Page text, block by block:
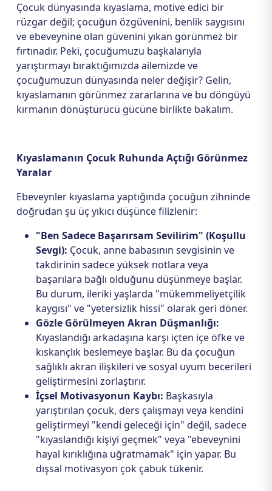
Çocuk dünyasında kıyaslama, motive edici bir
rüzgar değil; çocuğun özgüvenini, benlik saygısını
ve ebeveynine olan güvenini yıkan görünmez bir
fırtınadır. Peki, çocuğumuzu başkalarıyla
yarıştırmayı bıraktığımızda ailemizde ve
çocuğumuzun dünyasında neler değişir? Gelin,
kıyaslamanın görünmez zararlarına ve bu döngüyü
kırmanın dönüştürücü gücüne birlikte bakalım.
Kıyaslamanın Çocuk Ruhunda Açtığı Görünmez
Yaralar
Ebeveynler kıyaslama yaptığında çocuğun zihninde
doğrudan şu üç yıkıcı düşünce filizlenir:
"Ben Sadece Başarırsam Sevilirim" (Koşullu
Sevgi): Çocuk, anne babasının sevgisinin ve
takdirinin sadece yüksek notlara veya
başarılara bağlı olduğunu düşünmeye başlar.
Bu durum, ileriki yaşlarda "mükemmeliyetçilik
kaygısı" ve "yetersizlik hissi" olarak geri döner.
Gözle Görülmeyen Akran Düşmanlığı:
Kıyaslandığı arkadaşına karşı içten içe öfke ve
kıskançlık beslemeye başlar. Bu da çocuğun
sağlıklı akran ilişkileri ve sosyal uyum becerileri
geliştirmesini zorlaştırır.
İçsel Motivasyonun Kaybı: Başkasıyla
yarıştırılan çocuk, ders çalışmayı veya kendini
geliştirmeyi "kendi geleceği için" değil, sadece
"kıyaslandığı kişiyi geçmek" veya "ebeveynini
hayal kırıklığına uğratmamak" için yapar. Bu
dışsal motivasyon çok çabuk tükenir.